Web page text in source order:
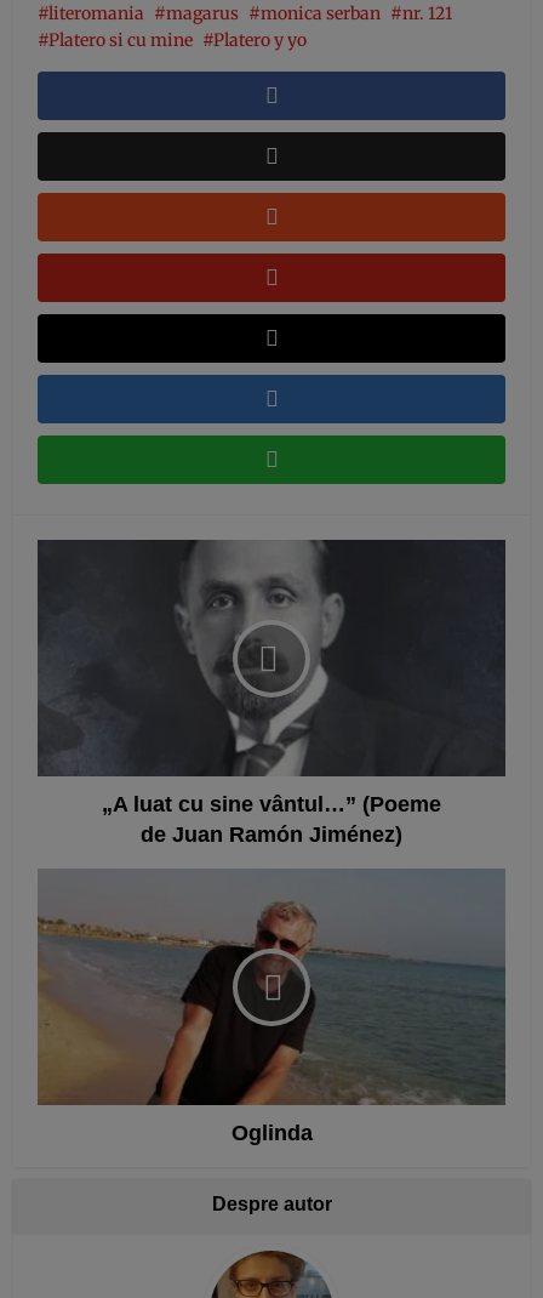
literomania magarus monica serban
nr. 121
Platero si cu mine
Platero y yo
„A luat cu sine vântul…” (Poeme
de Juan Ramón Jiménez)
Oglinda
Despre autor